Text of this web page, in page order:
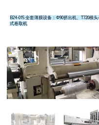
B24-015 全套薄膜设备：Φ90挤出机、T720模
式卷取机